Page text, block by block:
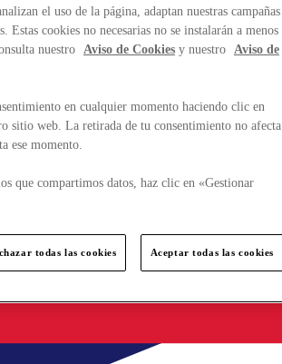
el uso de la página, adaptan nuestras campañas
cookies no necesarias no se instalarán a menos
nuestro Aviso de Cookies y nuestro Aviso de
en cualquier momento haciendo clic en
sitio web. La retirada de tu consentimiento no afecta
ese momento.
que compartimos datos, haz clic en «Gestionar
todas las cookies Aceptar todas las cookies